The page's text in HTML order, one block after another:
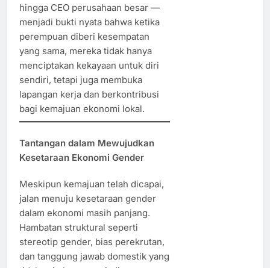
hingga CEO perusahaan besar —
menjadi bukti nyata bahwa ketika
perempuan diberi kesempatan
yang sama, mereka tidak hanya
menciptakan kekayaan untuk diri
sendiri, tetapi juga membuka
lapangan kerja dan berkontribusi
bagi kemajuan ekonomi lokal.
Tantangan dalam Mewujudkan
Kesetaraan Ekonomi Gender
Meskipun kemajuan telah dicapai,
jalan menuju kesetaraan gender
dalam ekonomi masih panjang.
Hambatan struktural seperti
stereotip gender, bias perekrutan,
dan tanggung jawab domestik yang